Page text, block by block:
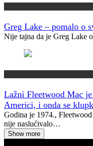
Greg Lake – pomalo o
Nije tajna da je Greg Lake
Lažni Fleetwood Mac
Americi, i onda se
Godina je 1974.,
nije naslućivalo…
Show more